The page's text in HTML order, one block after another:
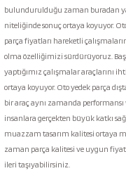
bulundurulduğu zaman buradan
niteliğinde sonuç ortaya koyuyor.
parça fiyatları hareketli
olma özelliğimizi sürdürüyoruz.
yaptığımız çalışmalar araçlarını
ortaya koyuyor. Oto yedek parça
bir araç aynı zamanda
insanlara gerçekten büyük katkı
muazzam tasarım kalitesi ortaya
zaman parça kalitesi ve uygun fiyat
ileri taşıyabilirsiniz.